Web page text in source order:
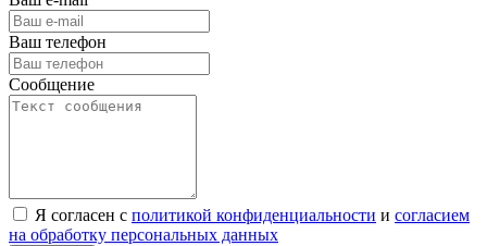
Ваш телефон
Сообщение
Я согласен с политикой конфиденциальности и согласием
на обработку персональных данных